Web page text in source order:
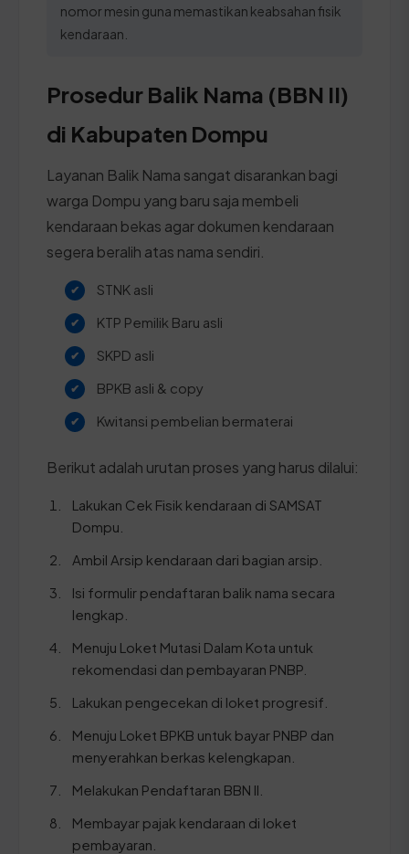
nomor mesin guna memastikan keabsahan fisik
kendaraan.
Prosedur Balik Nama (BBN II)
di Kabupaten Dompu
Layanan Balik Nama sangat disarankan bagi
warga Dompu yang baru saja membeli
kendaraan bekas agar dokumen kendaraan
segera beralih atas nama sendiri.
STNK asli
KTP Pemilik Baru asli
SKPD asli
BPKB asli & copy
Kwitansi pembelian bermaterai
Berikut adalah urutan proses yang harus dilalui:
Lakukan Cek Fisik kendaraan di SAMSAT
Dompu.
Ambil Arsip kendaraan dari bagian arsip.
Isi formulir pendaftaran balik nama secara
lengkap.
Menuju Loket Mutasi Dalam Kota untuk
rekomendasi dan pembayaran PNBP.
Lakukan pengecekan di loket progresif.
Menuju Loket BPKB untuk bayar PNBP dan
menyerahkan berkas kelengkapan.
Melakukan Pendaftaran BBN II.
Membayar pajak kendaraan di loket
pembayaran.